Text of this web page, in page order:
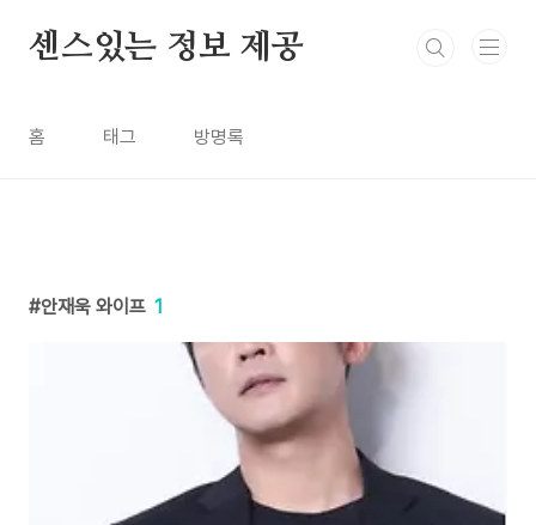
센스있는 정보 제공
홈 태그 방명록
안재욱 와이프 1